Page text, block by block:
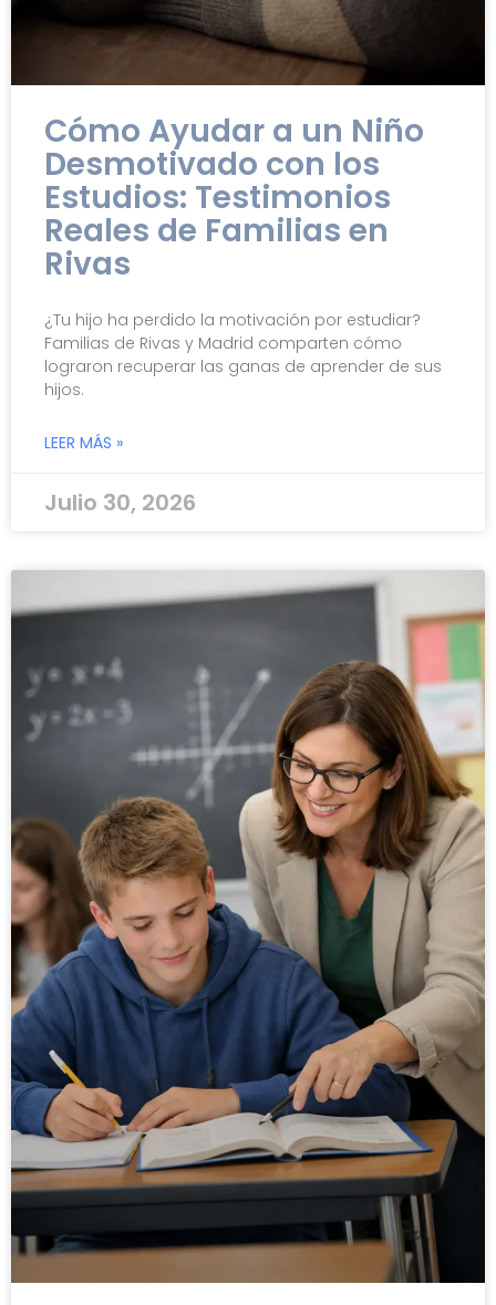
Cómo Ayudar a un Niño
Desmotivado con los
Estudios: Testimonios
Reales de Familias en
Rivas
¿Tu hijo ha perdido la motivación por estudiar?
Familias de Rivas y Madrid comparten cómo
lograron recuperar las ganas de aprender de sus
hijos.
LEER MÁS »
Julio 30, 2026